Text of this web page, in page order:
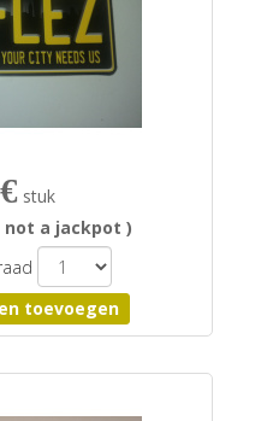
stuk
a jackpot )